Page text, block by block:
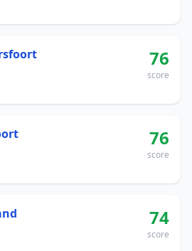
76
score
76
score
74
score